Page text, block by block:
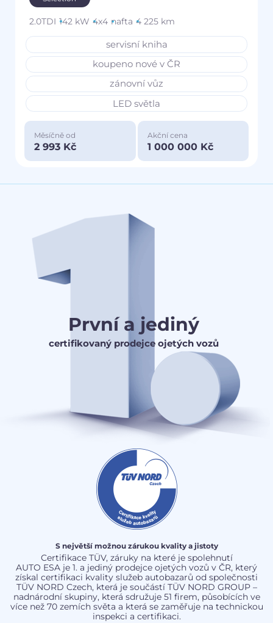
2.0TDI 142 kW 4x4 nafta 4 225 km
servisní kniha
koupeno nové v ČR
zánovní vůz
LED světla
Měsíčně od
2 993 Kč
Akční cena
1 000 000 Kč
První a jediný
certifikovaný prodejce ojetých vozů
S největší možnou zárukou kvality a jistoty
Certifikace TÜV, záruky na které je spolehnutí
AUTO ESA je 1. a jediný prodejce ojetých vozů v ČR, který
získal certifikaci kvality služeb autobazarů od společnosti
TÜV NORD Czech, která je součástí TÜV NORD GROUP –
nadnárodní skupiny, která sdružuje 51 firem, působících ve
více než 70 zemích světa a která se zaměřuje na technickou
inspekci a certifikaci.